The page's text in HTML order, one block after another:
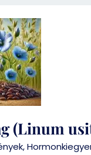
(Linum
,